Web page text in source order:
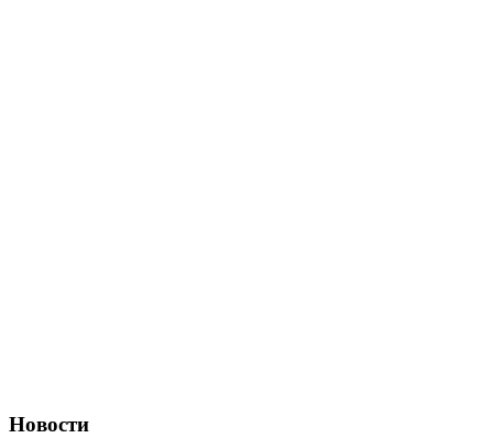
Новости